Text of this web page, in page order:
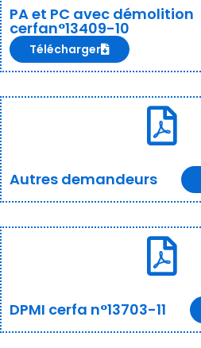
PA et PC avec démolition
cerfan°13409-10
Télécharger
Autres demandeurs
DPMI cerfa n°13703-11